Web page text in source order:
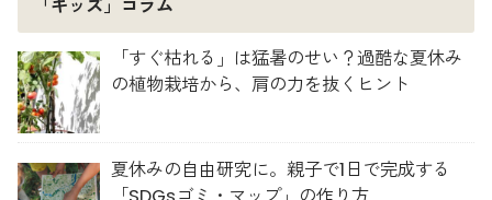
「キッズ」コラム
「すぐ枯れる」は猛暑のせい？過酷な夏休み
の植物栽培から、肩の力を抜くヒント
夏休みの自由研究に。親子で1日で完成する